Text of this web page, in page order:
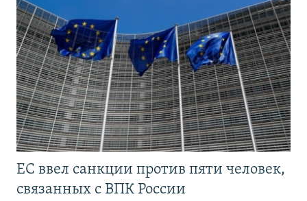
ЕС ввел санкции против пяти человек,
связанных с ВПК России